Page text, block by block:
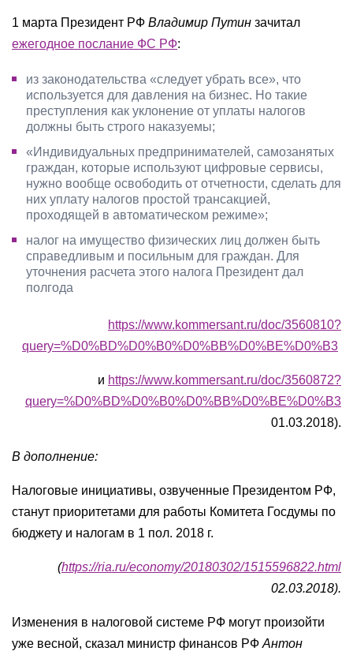
1 марта Президент РФ Владимир Путин зачитал
ежегодное послание ФС РФ:
из законодательства «следует убрать все», что
используется для давления на бизнес. Но такие
преступления как уклонение от уплаты налогов
должны быть строго наказуемы;
«Индивидуальных предпринимателей, самозанятых
граждан, которые используют цифровые сервисы,
нужно вообще освободить от отчетности, сделать для
них уплату налогов простой трансакцией,
проходящей в автоматическом режиме»;
налог на имущество физических лиц должен быть
справедливым и посильным для граждан. Для
уточнения расчета этого налога Президент дал
полгода
https://www.kommersant.ru/doc/3560810?
query=%D0%BD%D0%B0%D0%BB%D0%BE%D0%B3
и https://www.kommersant.ru/doc/3560872?
query=%D0%BD%D0%B0%D0%BB%D0%BE%D0%B3
01.03.2018).
В дополнение:
Налоговые инициативы, озвученные Президентом РФ,
станут приоритетами для работы Комитета Госдумы по
бюджету и налогам в 1 пол. 2018 г.
(https://ria.ru/economy/20180302/1515596822.html
02.03.2018).
Изменения в налоговой системе РФ могут произойти
уже весной, сказал министр финансов РФ Антон